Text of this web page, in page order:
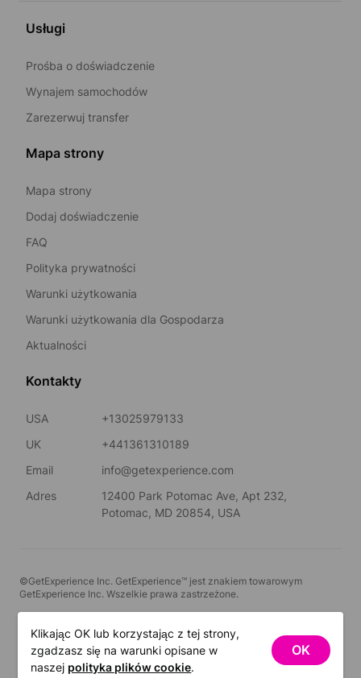
FILTRY
Usługi
Prośba o doświadczenie
Wynajem samochodów
Zarezerwuj transfer
Mapa strony
Mapa strony
Dodaj doświadczenie
FAQ
Polityka prywatności
Warunki użytkowania
Warunki użytkowania dla Gospodarza
Aktualności
Kontakty
USA
+13025979133
UK
+441361310189
Email
info@getexperience.com
Adres
12400 Park Potomac Ave, Apt 232,
Potomac, MD 20854, USA
©GetExperience Inc. GetExperience™ jest znakiem towarowym
GetExperience Inc. Wszelkie prawa zastrzeżone.
Polski
Klikając OK lub korzystając z tej strony,
zgadzasz się na warunki opisane w
naszej polityka plików cookie.
OK